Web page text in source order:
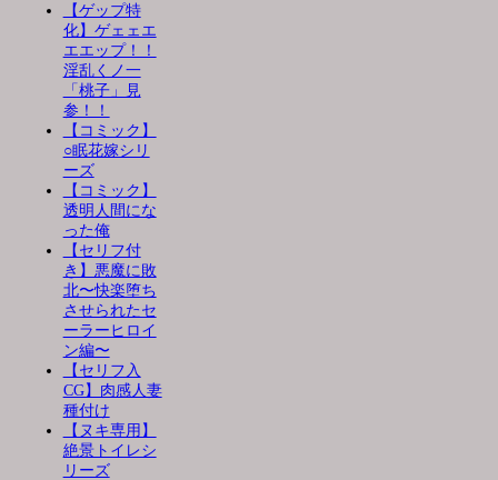
【ゲップ特
化】ゲェェエ
エエップ！！
淫乱くノ一
「桃子」見
参！！
【コミック】
○眠花嫁シリ
ーズ
【コミック】
透明人間にな
った俺
【セリフ付
き】悪魔に敗
北〜快楽堕ち
させられたセ
ーラーヒロイ
ン編〜
【セリフ入
CG】肉感人妻
種付け
【ヌキ専用】
絶景トイレシ
リーズ